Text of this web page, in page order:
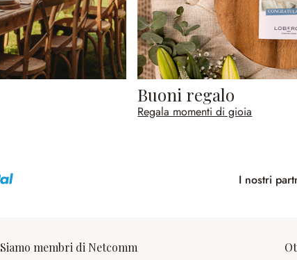
Buoni regalo
Regala momenti di gioia
I nostri
Siamo membri di Netcomm